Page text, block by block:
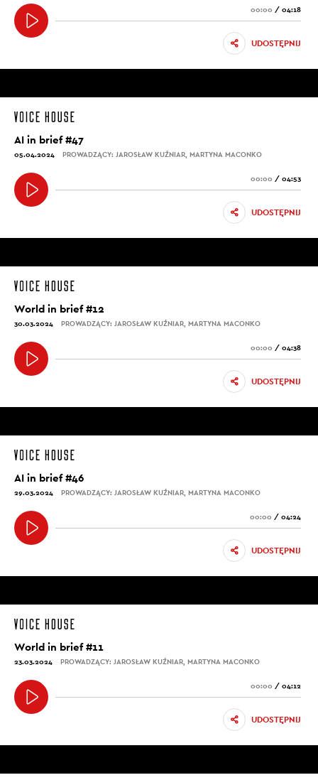
00:00 / 04:18
UDOSTĘPNIJ
AI in brief #47
05.04.2024 PROWADZĄCY: JAROSŁAW KUŹNIAR, MARTYNA MACONKO
00:00 / 04:53
UDOSTĘPNIJ
World in brief #12
30.03.2024 PROWADZĄCY: JAROSŁAW KUŹNIAR, MARTYNA MACONKO
00:00 / 04:38
UDOSTĘPNIJ
AI in brief #46
29.03.2024 PROWADZĄCY: JAROSŁAW KUŹNIAR, MARTYNA MACONKO
00:00 / 04:24
UDOSTĘPNIJ
World in brief #11
23.03.2024 PROWADZĄCY: JAROSŁAW KUŹNIAR, MARTYNA MACONKO
00:00 / 04:12
UDOSTĘPNIJ